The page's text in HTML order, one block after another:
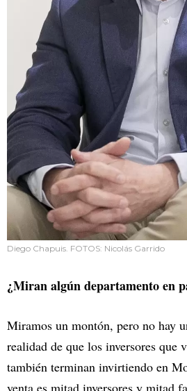
Diego Chapuis. FOTOS: Nicolás Garrido
¿Miran algún departamento en
Miramos un montón, pero no hay
realidad de que los inversores que
también terminan invirtiendo en